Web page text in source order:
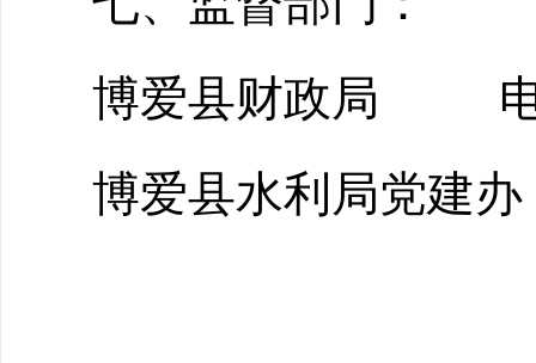
博爱县财政局 电
博爱县水利局党建